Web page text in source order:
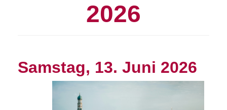
2026
Samstag, 13. Juni 2026